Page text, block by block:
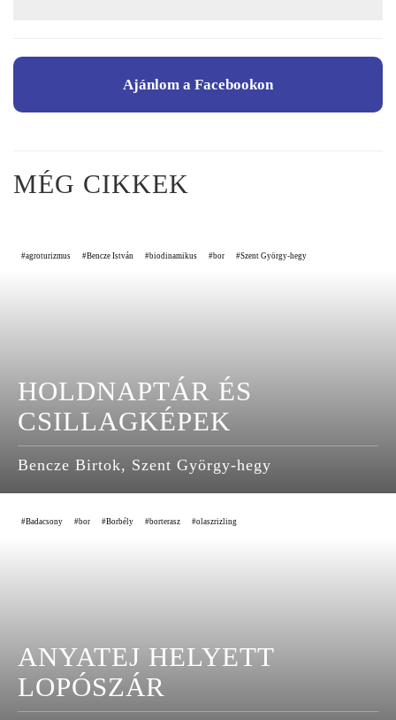
Ajánlom a Facebookon
MÉG CIKKEK
agroturizmus Bencze István biodinamikus bor Szent György-hegy
HOLDNAPTÁR ÉS
CSILLAGKÉPEK
Bencze Birtok, Szent György-hegy
Badacsony bor Borbély borterasz olaszrizling
ANYATEJ HELYETT
LOPÓSZÁR